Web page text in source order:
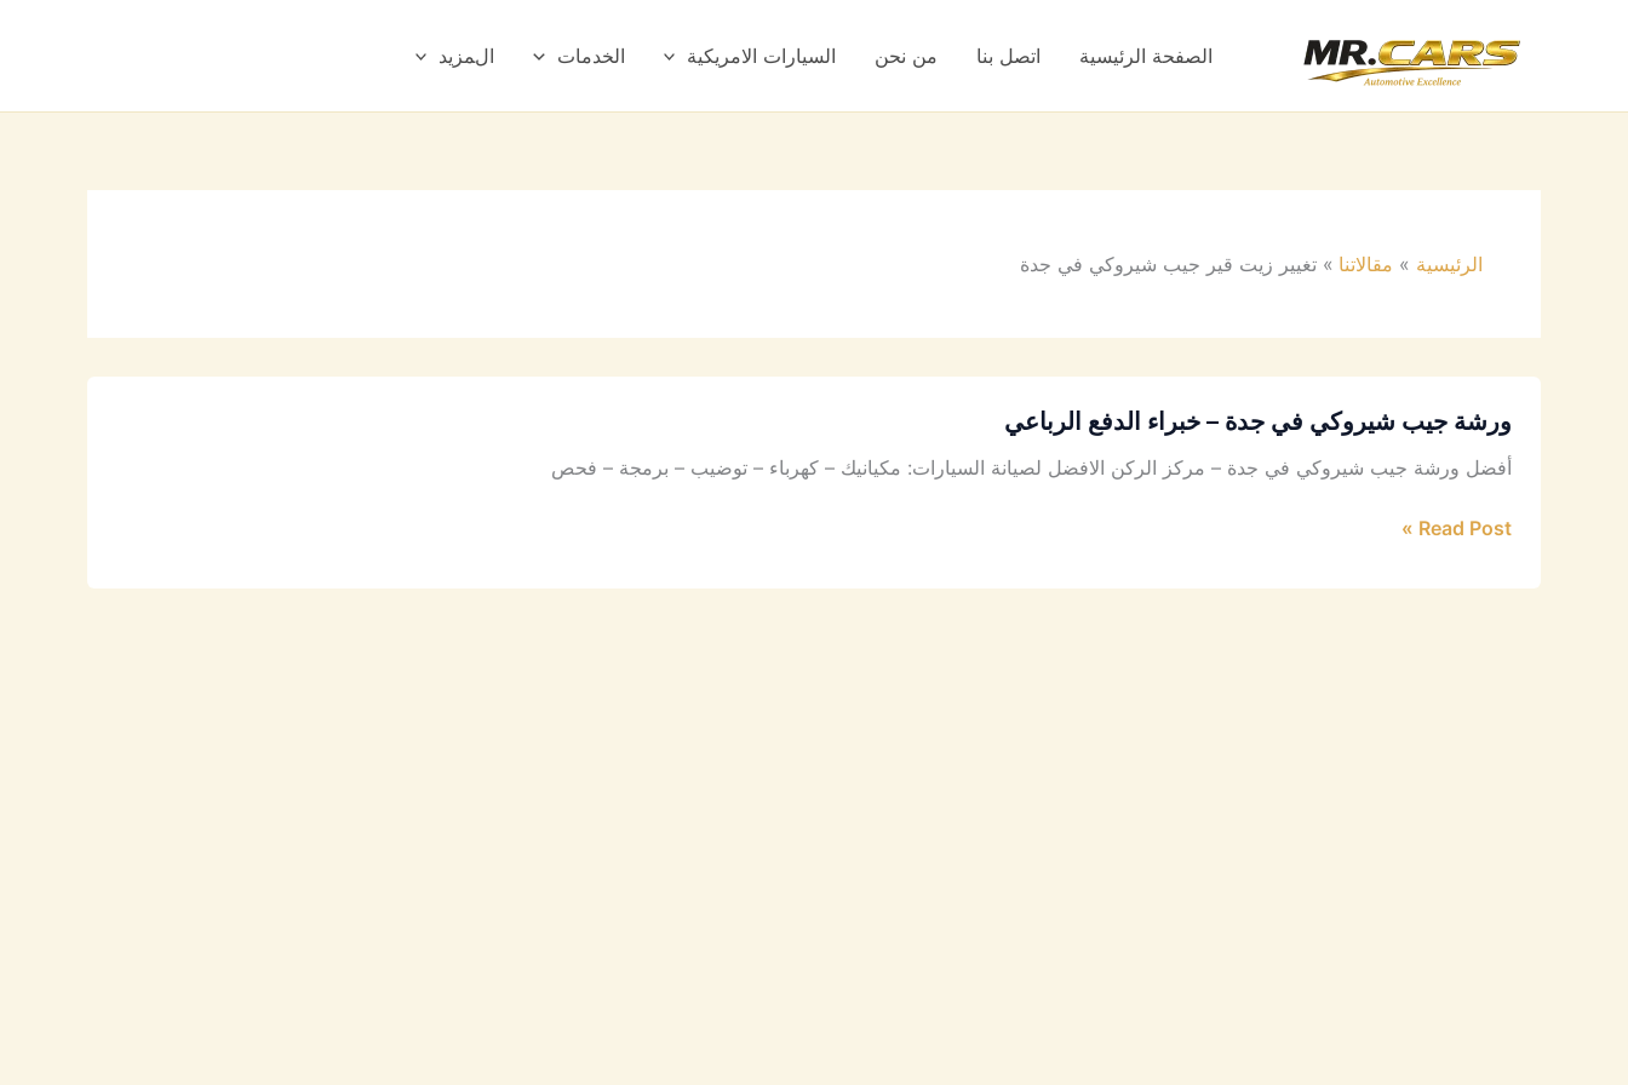
الصفحة الرئيسية اتصل بنا من نحن السيارات الامريكية الخدمات المزيد
الرئيسية مقالاتنا تغيير زيت قير جيب شيروكي في جدة
ورشة جيب شيروكي في جدة – خبراء الدفع الرباعي
أفضل ورشة جيب شيروكي في جدة – مركز الركن الافضل لصيانة السيارات: مكيانيك – كهرباء – توضيب – برمجة – فحص
Read Post »